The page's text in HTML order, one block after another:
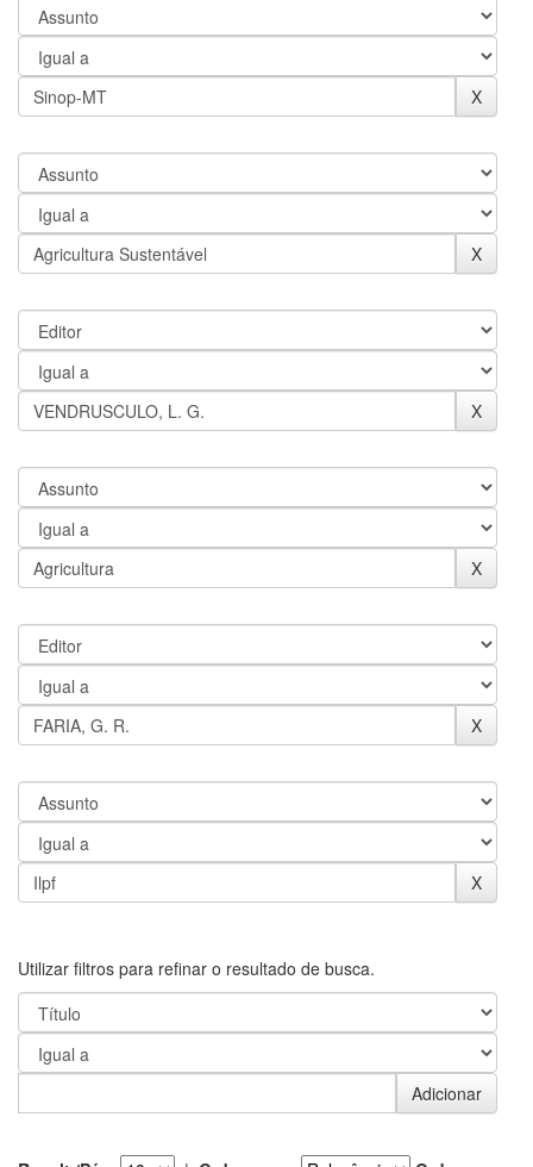
Utilizar filtros para refinar o resultado de busca.